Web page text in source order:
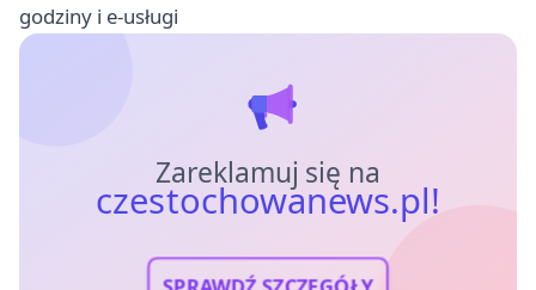
godziny i e-usługi
Zareklamuj się na
czestochowanews.pl!